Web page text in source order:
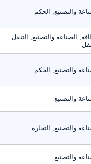
والتصنيع, الحكم
الصناعة والتصنيع, التنقل
والتصنيع, الحكم
والتصنيع
والتصنيع, التجاره
والتصنيع